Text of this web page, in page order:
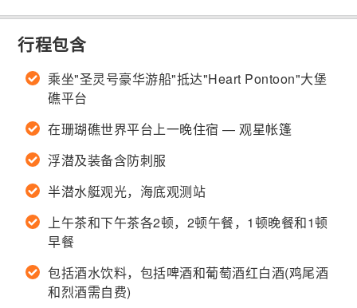
行程包含
乘坐"圣灵号豪华游船"抵达"Heart Pontoon"大堡
礁平台
在珊瑚礁世界平台上一晚住宿 — 观星帐篷
浮潜及装备含防刺服
半潜水艇观光，海底观测站
上午茶和下午茶各2顿，2顿午餐，1顿晚餐和1顿
早餐
包括酒水饮料，包括啤酒和葡萄酒红白酒(鸡尾酒
和烈酒需自费)